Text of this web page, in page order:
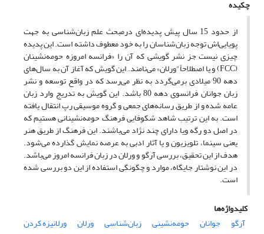
چکیده
از حدود 15 سال پیش پدیده‌ای درمبحث علم زبان‌شناسی به جهت
پویایی‌اش توجه زبان‌شناسان را به خود معطوف داشته است. این پدیده
چیزی نیست جز نشر گویشی که آن را «فرانسه امروزه حومه‌نشینان
(FCC) و یا اصطلاحاً"ورلان» می‌نامند. این گویش که آغاز آن به سال‌های
دهه 90 میلادی برمی‌گردد به نظر می‌رسد که در واقع توسعه و نشر
زبان جوانان فرانسوی دهه 80 باشد. این گویش به تدریج وارد زبان
عامه شده و از طریق رسانه‌های جمعی و گروه موسیقی رپ انتقال یافته
است. به این ترتیب شاهد شکوفایی فرهنگ حومه‌نشینانی هستیم که
در اصل دو رگه ویا دارای چند نژاد می‌باشند. این فرهنگ از طریق هنر
یعنی سینما، تلویزیون و یا آثار ادبی به عرصه نمایش گذارده می‌شود.
هدف از این تحقیق، بررسی آرگو و ورلان در زبان فرانسه امروز می‌باشد.
در این نوشتار جایگاه، موارد و چگونگی استفاده از این دو بررسی شده
است.
کلیدواژه‌ها
آرگو
جوانان حومه‌نشینی زبان‌شناسی ورلان ورلانیزه کردن